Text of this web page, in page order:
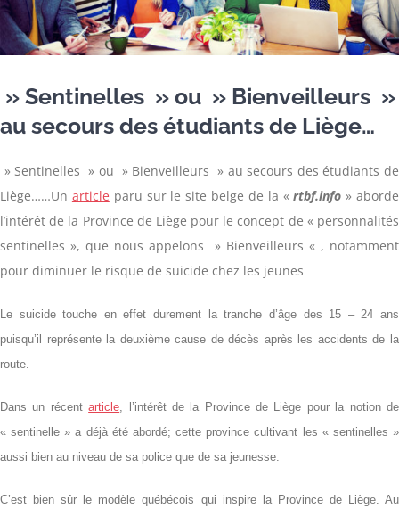
» Sentinelles » ou » Bienveilleurs »
au secours des étudiants de Liège…
» Sentinelles » ou » Bienveilleurs » au secours des étudiants de
Liège……Un article paru sur le site belge de la «rtbf.info » aborde
l’intérêt de la Province de Liège pour le concept de « personnalités
sentinelles », que nous appelons » Bienveilleurs « , notamment
pour diminuer le risque de suicide chez les jeunes
Le suicide touche en effet durement la tranche d’âge des 15 – 24 ans
puisqu’il représente la deuxième cause de décès après les accidents de la
route.
Dans un récentarticle, l’intérêt de la Province de Liège pour la notion de
« sentinelle » a déjà été abordé; cette province cultivant les « sentinelles »
aussi bien au niveau de sa police que de sa jeunesse.
C’est bien sûr le modèle québécois qui inspire la Province de Liège. Au